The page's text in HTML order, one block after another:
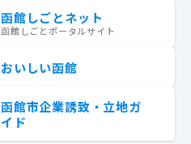
函館しごとネット
函館しごとポータルサイト
おいしい函館
函館市企業誘致・立地ガ
イド